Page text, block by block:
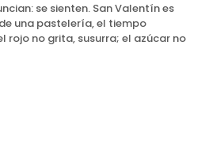
se sienten. San Valentín es
una pastelería, el tiempo
rojo no grita, susurra; el azúcar no